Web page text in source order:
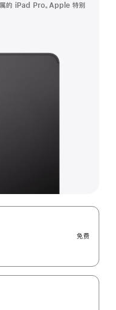
属的 iPad Pro。Apple 特别
免费